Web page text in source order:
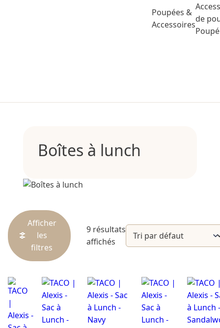
Poupées &
Accessoires
de
Boîtes à lunch
Afficher
les
filtres
9 résultats
affichés
Catégories
Cadeaux &
Occasions